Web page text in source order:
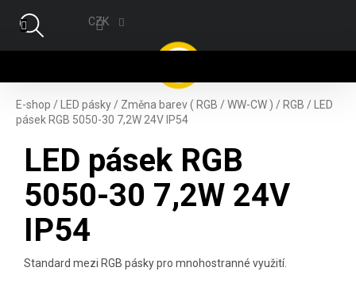
CZK
E-shop / LED pásky / Změna barev ( RGB / WW-CW ) / RGB /
LED
pásek RGB 5050-30 7,2W 24V IP54
LED pásek RGB
5050-30 7,2W 24V
IP54
Standard mezi RGB pásky pro mnohostranné využití.